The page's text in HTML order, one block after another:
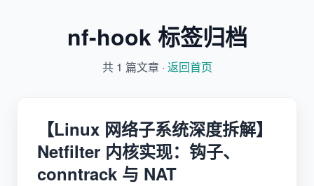
nf-hook 标签归档
共 1 篇文章 · 返回首页
【Linux 网络子系统深度拆解】
Netfilter 内核实现：钩子、
conntrack 与 NAT